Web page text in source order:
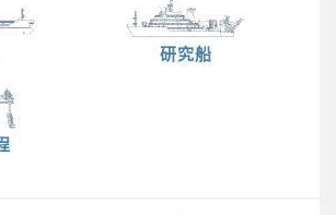
研究船